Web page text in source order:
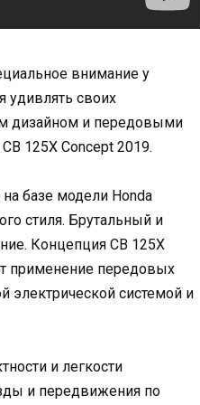
внимание у
удивлять своих
дизайном и передовыми
125X Concept 2019.
базе модели Honda
стиля. Брутальный и
Концепция CB 125X
применение передовых
электрической системой и
и легкости
и передвижения по